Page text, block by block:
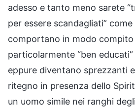
adesso e tanto meno sarete
per essere scandagliati”
comportano in modo compito
particolarmente “ben
eppure diventano sprezzanti
ritegno in presenza dello
un uomo simile nei ranghi